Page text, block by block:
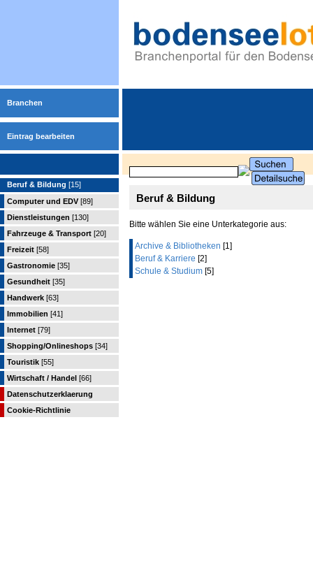
Branchen
Eintrag bearbeiten
Beruf & Bildung [15]
Computer und EDV [89]
Dienstleistungen [130]
Fahrzeuge & Transport [20]
Freizeit [58]
Gastronomie [35]
Gesundheit [35]
Handwerk [63]
Immobilien [41]
Internet [79]
Shopping/Onlineshops [34]
Touristik [55]
Wirtschaft / Handel [66]
Datenschutzerklaerung
Cookie-Richtlinie
Beruf & Bildung
Bitte wählen Sie eine Unterkategorie aus:
Archive & Bibliotheken [1]
Beruf & Karriere [2]
Schule & Studium [5]